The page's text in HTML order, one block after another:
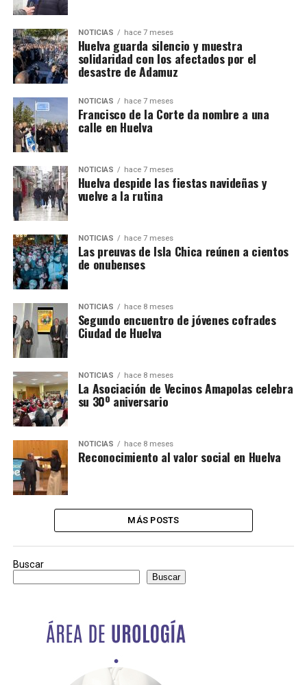
NOTICIAS hace 7 meses
Huelva guarda silencio y muestra
solidaridad con los afectados por el
desastre de Adamuz
NOTICIAS hace 7 meses
Francisco de la Corte da nombre a una
calle en Huelva
NOTICIAS hace 7 meses
Huelva despide las fiestas navideñas y
vuelve a la rutina
NOTICIAS hace 7 meses
Las preuvas de Isla Chica reúnen a cientos
de onubenses
NOTICIAS hace 8 meses
Segundo encuentro de jóvenes cofrades
Ciudad de Huelva
NOTICIAS hace 8 meses
La Asociación de Vecinos Amapolas celebra
su 30º aniversario
NOTICIAS hace 8 meses
Reconocimiento al valor social en Huelva
MÁS POSTS
Buscar
Buscar